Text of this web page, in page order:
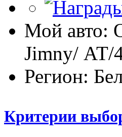
Мой авто:
Jimny/ АТ/
Регион:
Критерии